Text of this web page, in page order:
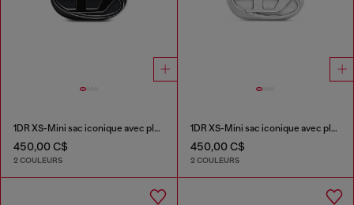
1DR XS-Mini sac iconique avec plaque D logo
450,00 C$
2 COULEURS
1DR XS-Mini sac iconique avec plaque D logo
450,00 C$
2 COULEURS